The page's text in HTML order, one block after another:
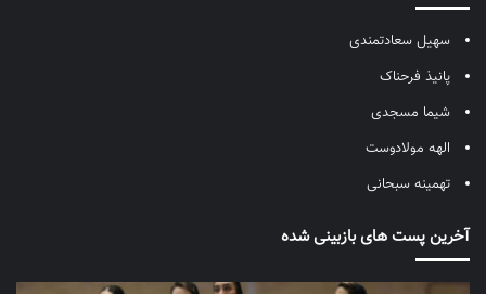
سهیل سعادتمندی
پانیذ فرحناک
شیما مسجدی
الهه مولادوست
تهمینه سبحانی
آخرین پست های بازبینی شده